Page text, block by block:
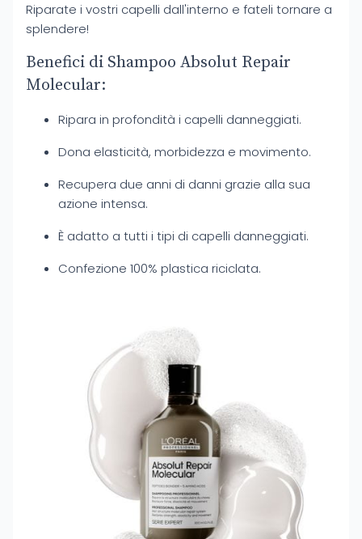
Riparate i vostri capelli dall'interno e fateli tornare a
splendere!
Benefici di Shampoo Absolut Repair
Molecular:
Ripara in profondità i capelli danneggiati.
Dona elasticità, morbidezza e movimento.
Recupera due anni di danni grazie alla sua
azione intensa.
È adatto a tutti i tipi di capelli danneggiati.
Confezione 100% plastica riciclata.